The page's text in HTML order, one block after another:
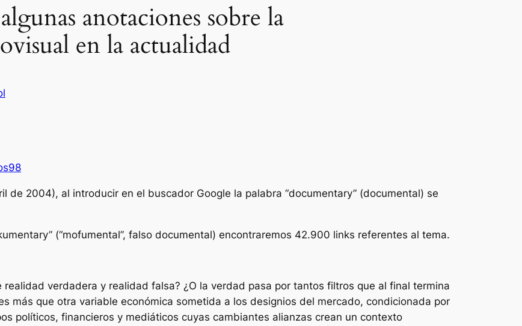
anotaciones sobre la
en la actualidad
de 2004), al introducir en el buscador Google la palabra “documentary” (documental) se
(“mofumental”, falso documental) encontraremos 42.900 links referentes al tema.
realidad verdadera y realidad falsa? ¿O la verdad pasa por tantos filtros que al final termina
más que otra variable económica sometida a los designios del mercado, condicionada por
políticos, financieros y mediáticos cuyas cambiantes alianzas crean un contexto